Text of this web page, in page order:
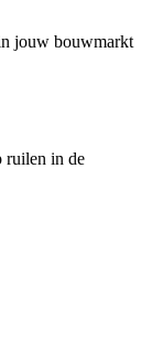
jouw bouwmarkt
ruilen in de